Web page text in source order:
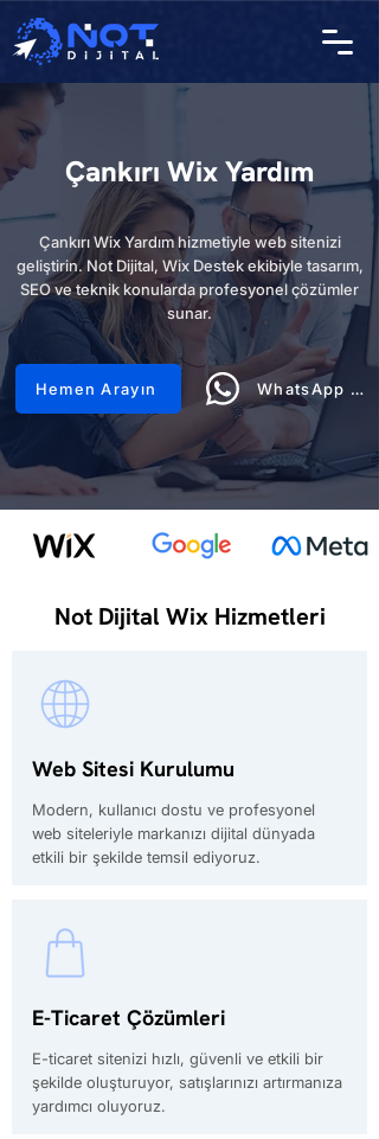
Çankırı Wix Yardım
Çankırı Wix Yardım hizmetiyle web sitenizi
geliştirin. Not Dijital, Wix Destek ekibiyle tasarım,
SEO ve teknik konularda profesyonel çözümler
sunar.
Hemen Arayın WhatsApp Hattı
Not Dijital Wix Hizmetleri
Web Sitesi Kurulumu
Modern, kullanıcı dostu ve profesyonel
web siteleriyle markanızı dijital dünyada
etkili bir şekilde temsil ediyoruz.
E-Ticaret Çözümleri
E-ticaret sitenizi hızlı, güvenli ve etkili bir
şekilde oluşturuyor, satışlarınızı artırmanıza
yardımcı oluyoruz.